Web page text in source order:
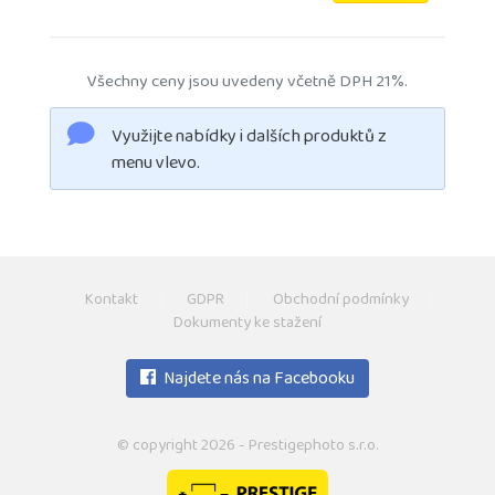
Všechny ceny jsou uvedeny včetně DPH 21%.
Využijte nabídky i dalších produktů z
menu vlevo.
Kontakt GDPR Obchodní podmínky
Dokumenty ke stažení
Najdete nás na Facebooku
© copyright 2026 - Prestigephoto s.r.o.